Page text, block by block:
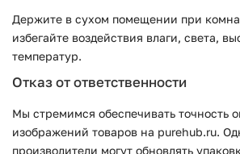
Держите в сухом помещении при
избегайте воздействия влаги, света,
температур.
Отказ от ответственности
Мы стремимся обеспечивать точность
изображений товаров на purehub.ru.
производители могут обновлять